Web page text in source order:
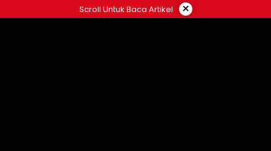
ke
Scroll Untuk Baca Artikel ×